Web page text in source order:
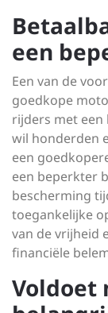
een
Een van de
goedkope
rijders met
wil honderden
een
een beperkter
bescherming
toegankelijke
van de vrijheid
financiële
Voldoet